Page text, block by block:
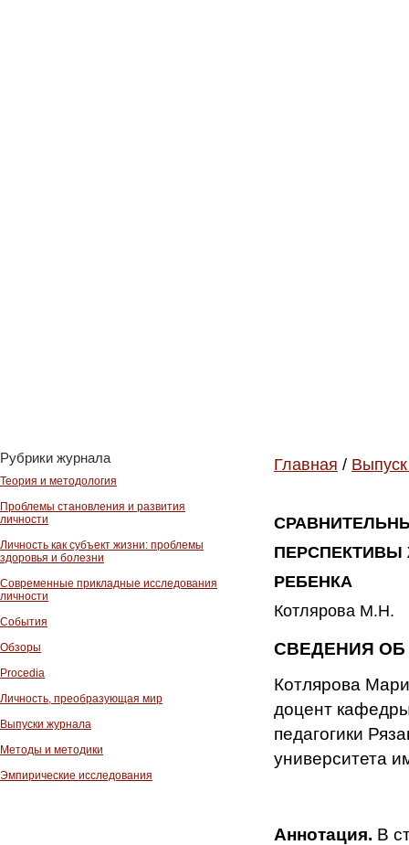
Рубрики журнала
Теория и методология
Проблемы становления и развития
личности
Личность как субъект жизни: проблемы
здоровья и болезни
Современные прикладные исследования
личности
События
Обзоры
Procedia
Личность, преобразующая мир
Выпуски журнала
Методы и методики
Эмпирические исследования
Главная /
ПЕРСПЕКТИВЫ
РЕБЕНКА
Котлярова М.Н.
СВЕДЕНИЯ ОБ
Котлярова
доцент
педагогики
университета
Аннотация. В